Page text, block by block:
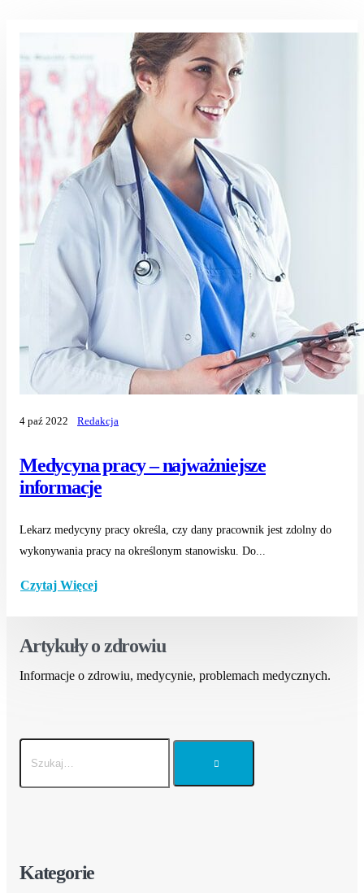
Medycyna pracy – najważniejsze
informacje
4 paź 2022 Redakcja
Lekarz medycyny pracy określa, czy dany pracownik jest zdolny do
wykonywania pracy na określonym stanowisku. Do...
Czytaj Więcej
Artykuły o zdrowiu
Informacje o zdrowiu, medycynie, problemach medycznych.
Kategorie